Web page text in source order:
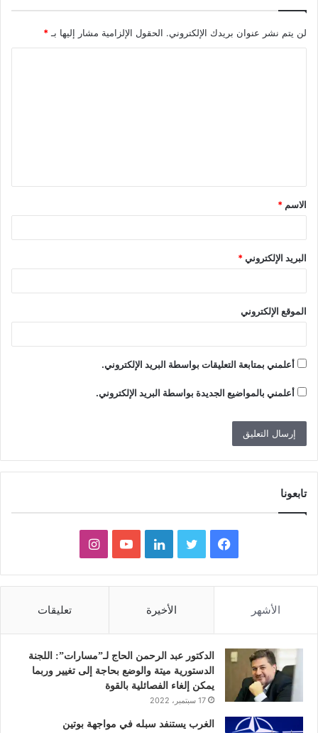
لن يتم نشر عنوان بريدك الإلكتروني. الحقول الإلزامية مشار إليها بـ *
ق
*
الاسم *
البريد الإلكتروني*
الموقع الإلكتروني
أعلمني بمتابعة التعليقات بواسطة البريد الإلكتروني.
أعلمني بالمواضيع الجديدة بواسطة البريد الإلكتروني.
تابعونا
ي
و
ك
و
ر
ي
د
إ
و
و
ب
ن
ق
الأشهر الأخيرة تعليقات
الدكتور عبد الرحمن الحاج لـ”مسارات”: اللجنة
الدستورية ميتة والوضع بحاجة إلى تغيير وربما
يمكن إلغاء الفصائلية بالقوة
17 سبتمبر، 2022
الغرب يستنفد سبله في مواجهة بوتين